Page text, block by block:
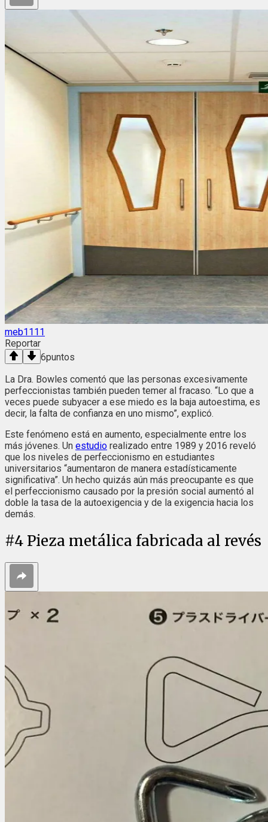
meb1111
Reportar
6puntos
La Dra. Bowles comentó que las personas excesivamente
perfeccionistas también pueden temer al fracaso. “Lo que a
veces puede subyacer a ese miedo es la baja autoestima, es
decir, la falta de confianza en uno mismo”, explicó.
Este fenómeno está en aumento, especialmente entre los
más jóvenes. Un estudio realizado entre 1989 y 2016 reveló
que los niveles de perfeccionismo en estudiantes
universitarios “aumentaron de manera estadísticamente
significativa”. Un hecho quizás aún más preocupante es que
el perfeccionismo causado por la presión social aumentó al
doble la tasa de la autoexigencia y de la exigencia hacia los
demás.
#4 Pieza metálica fabricada al revés